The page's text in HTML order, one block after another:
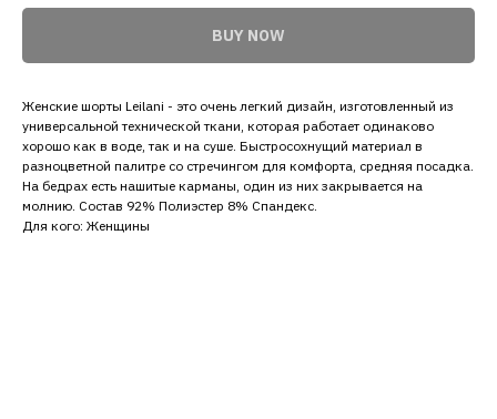
BUY NOW
Женские шорты Leilani - это очень легкий дизайн, изготовленный из
универсальной технической ткани, которая работает одинаково
хорошо как в воде, так и на суше. Быстросохнущий материал в
разноцветной палитре со стречингом для комфорта, средняя посадка.
На бедрах есть нашитые карманы, один из них закрывается на
молнию. Состав 92% Полиэстер 8% Спандекс.
Для кого: Женщины